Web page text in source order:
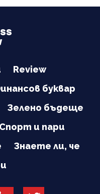
Review
буквар
Зелено бъдеще
Спорт и пари
Знаете ли, че